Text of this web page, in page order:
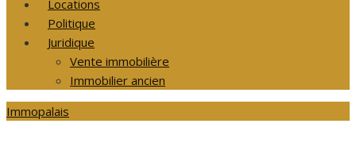
Locations
Politique
Juridique
Vente immobilière
Immobilier ancien
Immopalais